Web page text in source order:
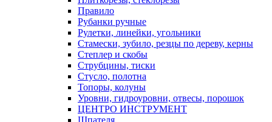
Правило
Рубанки ручные
Рулетки, линейки, угольники
Стамески, зубило, резцы по дереву, керны
Степлер и скобы
Струбцины, тиски
Стусло, полотна
Топоры, колуны
Уровни, гидроуровни, отвесы, порошок
ЦЕНТРО ИНСТРУМЕНТ
Шпателя